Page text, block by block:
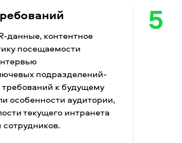
данные, контентное
посещаемости
подразделений-
требований к будущему
особенности аудитории,
текущего интранета
сотрудников.
5